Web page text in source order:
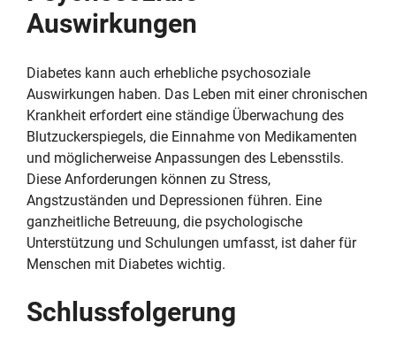
Auswirkungen
Diabetes kann auch erhebliche psychosoziale
Auswirkungen haben. Das Leben mit einer chronischen
Krankheit erfordert eine ständige Überwachung des
Blutzuckerspiegels, die Einnahme von Medikamenten
und möglicherweise Anpassungen des Lebensstils.
Diese Anforderungen können zu Stress,
Angstzuständen und Depressionen führen. Eine
ganzheitliche Betreuung, die psychologische
Unterstützung und Schulungen umfasst, ist daher für
Menschen mit Diabetes wichtig.
Schlussfolgerung